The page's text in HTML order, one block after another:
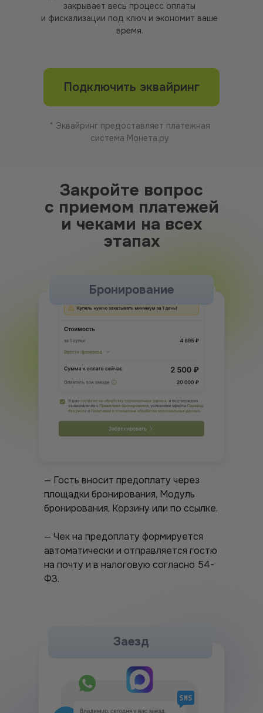
Подключить эквайринг
* Эквайринг предоставляет платежная
система Монета.ру
закрывает весь процесс оплаты
и фискализации под ключ и экономит ваше
время.
Закройте вопрос
с приемом платежей
и чеками на всех
этапах
— Гость вносит предоплату через
площадки бронирования, Модуль
бронирования, Корзину или по ссылке.
— Чек на предоплату формируется
автоматически и отправляется гостю
на почту и в налоговую согласно 54-
ФЗ.
Бронирование
Заезд